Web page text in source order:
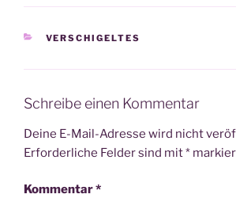
KATEGORIEN
VERSCHIGELTES
Schreibe einen Kommentar
Deine E-Mail-Adresse wird nicht
Erforderliche Felder sind mit*
Kommentar*